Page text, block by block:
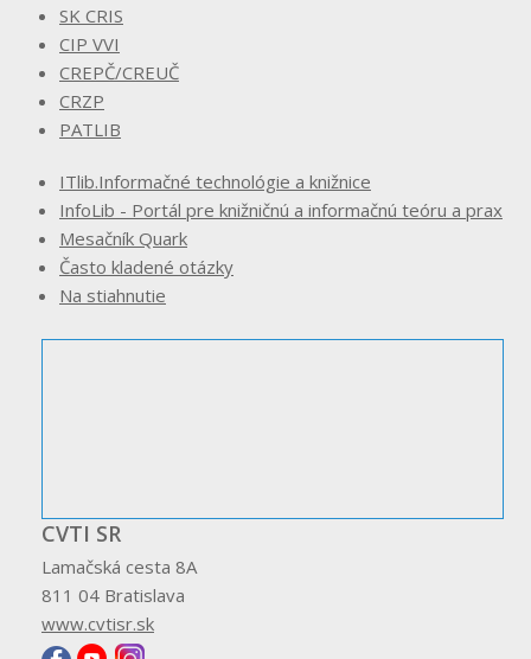
SK CRIS
CIP VVI
CREPČ/CREUČ
CRZP
PATLIB
ITlib.Informačné technológie a knižnice
InfoLib - Portál pre knižničnú a informačnú teóru a prax
Mesačník Quark
Často kladené otázky
Na stiahnutie
CVTI SR
Lamačská cesta 8A
811 04 Bratislava
www.cvtisr.sk